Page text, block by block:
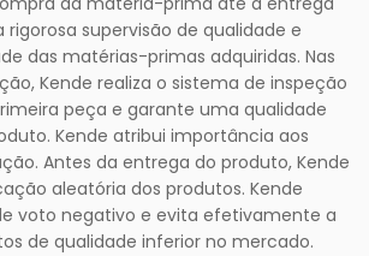
rigorosa supervisão de qualidade e
das matérias-primas adquiridas. Nas
Kende realiza o sistema de inspeção
peça e garante uma qualidade
Kende atribui importância aos
Antes da entrega do produto, Kende
aleatória dos produtos. Kende
voto negativo e evita efetivamente a
de qualidade inferior no mercado.